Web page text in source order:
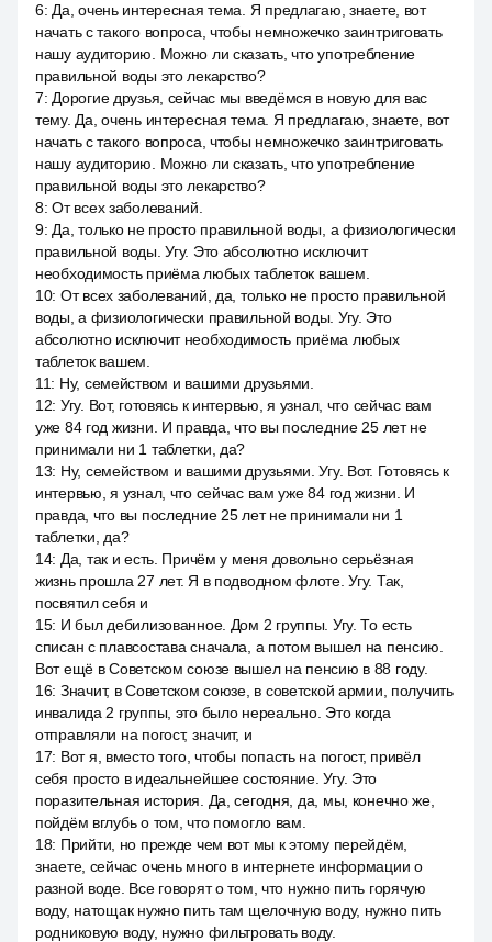
6: Да, очень интересная тема. Я предлагаю, знаете, вот
начать с такого вопроса, чтобы немножечко заинтриговать
нашу аудиторию. Можно ли сказать, что употребление
правильной воды это лекарство?
7: Дорогие друзья, сейчас мы введёмся в новую для вас
тему. Да, очень интересная тема. Я предлагаю, знаете, вот
начать с такого вопроса, чтобы немножечко заинтриговать
нашу аудиторию. Можно ли сказать, что употребление
правильной воды это лекарство?
8:От всех заболеваний.
9: Да, только не просто правильной воды, а физиологически
правильной воды. Угу. Это абсолютно исключит
необходимость приёма любых таблеток вашем.
10: От всех заболеваний, да, только не просто правильной
воды, а физиологически правильной воды. Угу. Это
абсолютно исключит необходимость приёма любых
таблеток вашем.
11: Ну, семейством и вашими друзьями.
12: Угу. Вот, готовясь к интервью, я узнал, что сейчас вам
уже 84 год жизни. И правда, что вы последние 25 лет не
принимали ни 1 таблетки, да?
13: Ну, семейством и вашими друзьями. Угу. Вот. Готовясь к
интервью, я узнал, что сейчас вам уже 84 год жизни. И
правда, что вы последние 25 лет не принимали ни 1
таблетки, да?
14: Да, так и есть. Причём у меня довольно серьёзная
жизнь прошла 27 лет. Я в подводном флоте. Угу. Так,
посвятил себя и
15: И был дебилизованное. Дом 2 группы. Угу. То есть
списан с плавсостава сначала, а потом вышел на пенсию.
Вот ещё в Советском союзе вышел на пенсию в 88 году.
16: Значит, в Советском союзе, в советской армии, получить
инвалида 2 группы, это было нереально. Это когда
отправляли на погост, значит, и
17: Вот я, вместо того, чтобы попасть на погост, привёл
себя просто в идеальнейшее состояние. Угу. Это
поразительная история. Да, сегодня, да, мы, конечно же,
пойдём вглубь о том, что помогло вам.
18: Прийти, но прежде чем вот мы к этому перейдём,
знаете, сейчас очень много в интернете информации о
разной воде. Все говорят о том, что нужно пить горячую
воду, натощак нужно пить там щелочную воду, нужно пить
родниковую воду, нужно фильтровать воду.